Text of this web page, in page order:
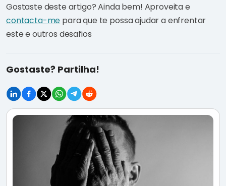
Gostaste deste artigo? Ainda bem! Aproveita e
contacta-me para que te possa ajudar a enfrentar
este e outros desafios
Gostaste? Partilha!